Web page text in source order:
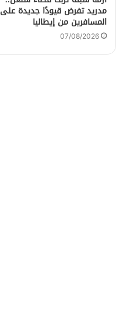
مدريد تفرض قيودًا جديدة على
المسافرين من إيطاليا
07/08/2026